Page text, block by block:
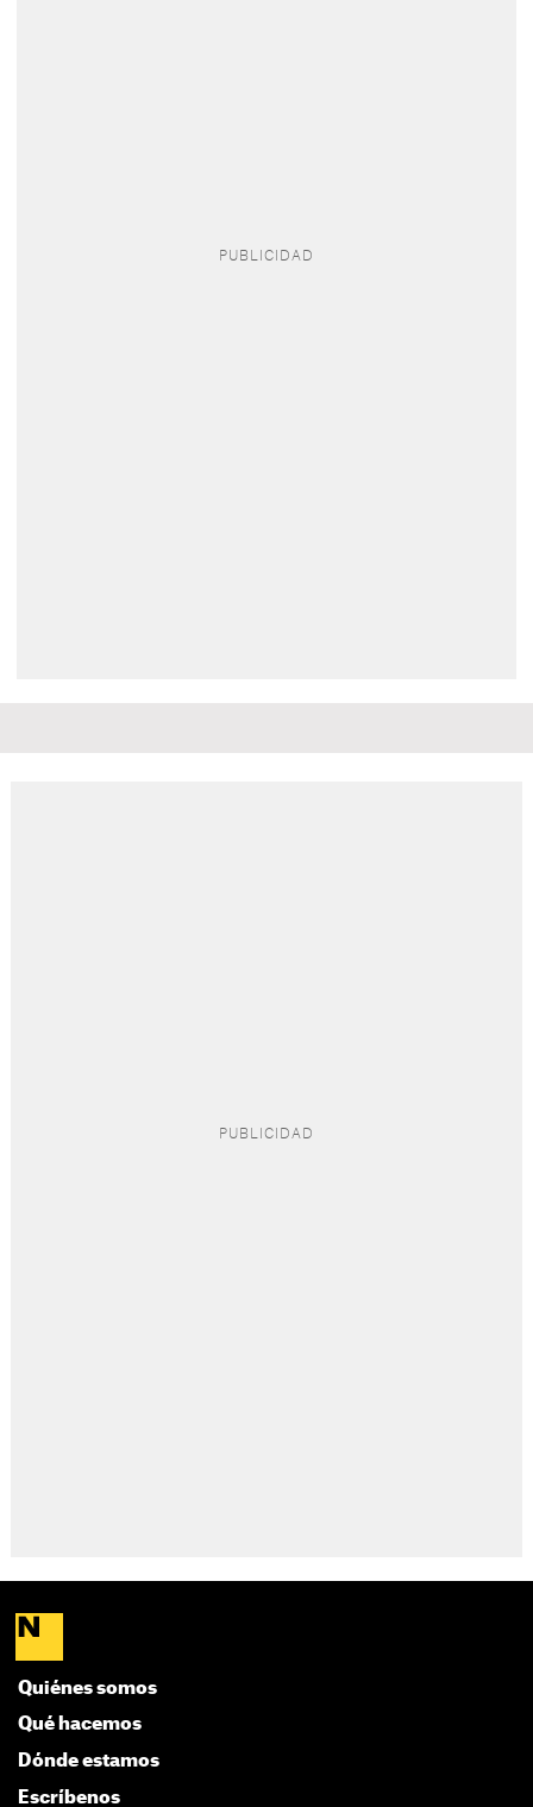
Quiénes somos
Qué hacemos
Dónde estamos
Escríbenos